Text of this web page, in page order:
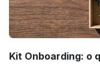
Kit Onboarding: o